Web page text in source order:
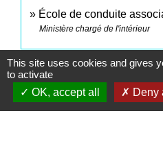
École de conduite
Ministère chargé de l'intérieur
Signaler
This site uses cookies and gives
to activate
OK, accept all
Deny